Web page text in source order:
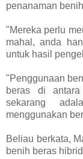
penanaman
"Mereka perlu
mahal, anda
untuk hasil
"Penggunaan
beras di
sekarang
menggunakan
Beliau berkata,
benih beras